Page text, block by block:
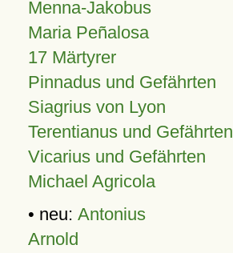
Menna-Jakobus
Maria Peñalosa
17 Märtyrer
Pinnadus und Gefährten
Siagrius von Lyon
Terentianus und Gefährten
Vicarius und Gefährten
Michael Agricola
• neu: Antonius
Arnold